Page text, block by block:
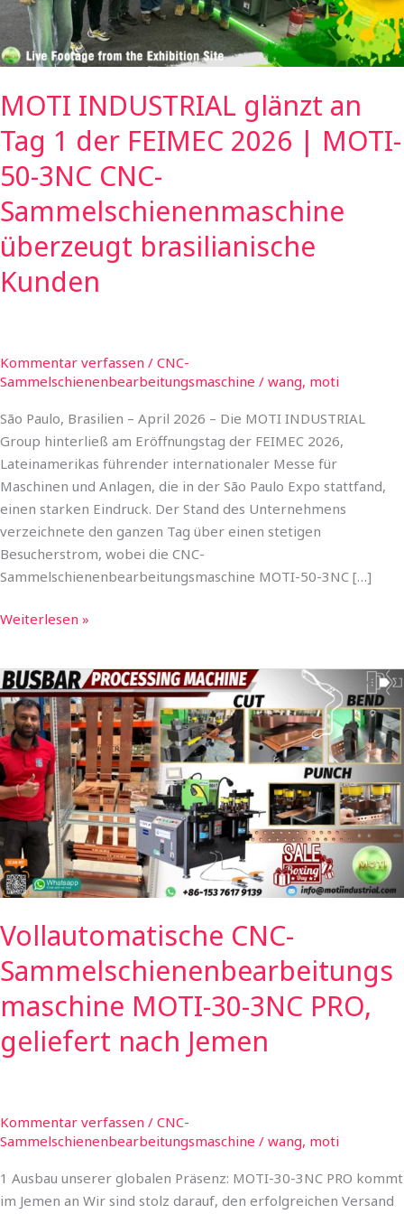
MOTI INDUSTRIAL glänzt an
Tag 1 der FEIMEC 2026 | MOTI-
50-3NC CNC-
Sammelschienenmaschine
überzeugt brasilianische
Kunden
Kommentar verfassen / CNC-
Sammelschienenbearbeitungsmaschine / wang, moti
São Paulo, Brasilien – April 2026 – Die MOTI INDUSTRIAL
Group hinterließ am Eröffnungstag der FEIMEC 2026,
Lateinamerikas führender internationaler Messe für
Maschinen und Anlagen, die in der São Paulo Expo stattfand,
einen starken Eindruck. Der Stand des Unternehmens
verzeichnete den ganzen Tag über einen stetigen
Besucherstrom, wobei die CNC-
Sammelschienenbearbeitungsmaschine MOTI-50-3NC […]
FEIMEC
2026
|
50-
3NC
CNC-
Sammelschienenmaschine
überzeugt
brasilianische
Kunden
Weiterlesen »
Vollautomatische CNC-
Sammelschienenbearbeitungs
maschine MOTI-30-3NC PRO,
geliefert nach Jemen
Kommentar verfassen / CNC-
Sammelschienenbearbeitungsmaschine / wang, moti
1 Ausbau unserer globalen Präsenz: MOTI-30-3NC PRO kommt
im Jemen an Wir sind stolz darauf, den erfolgreichen Versand
Vollautomatische
CNC-
Sammelschienenbearbeitungsmaschine
MOTI-
30-
3NC
PRO,
geliefert
nach
Jemen